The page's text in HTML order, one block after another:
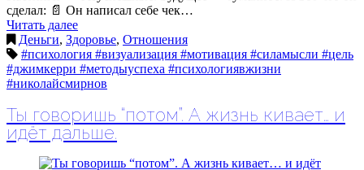
сделал: 📄 Он написал себе чек…
Читать далее
Деньги, Здоровье, Отношения
#психология #визуализация #мотивация #силамысли #цель
#джимкерри #методыуспеха #психологиявжизни
#николайсмирнов
Ты говоришь “потом”. А жизнь кивает… и
идёт дальше.